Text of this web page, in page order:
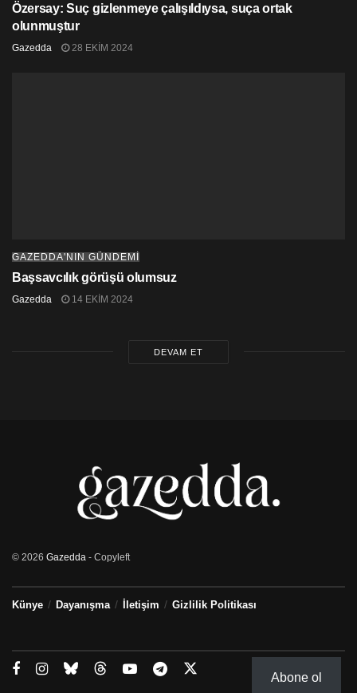
Özersay: Suç gizlenmeye çalışıldıysa, suça ortak
olunmuştur
Gazedda 28 EKIM 2024
GAZEDDA'NIN GÜNDEMİ
Başsavcılık görüşü olumsuz
Gazedda 14 EKIM 2024
DEVAM ET
© 2026 Gazedda - Copyleft
Künye Dayanışma İletişim Gizlilik Politikası
Abone ol